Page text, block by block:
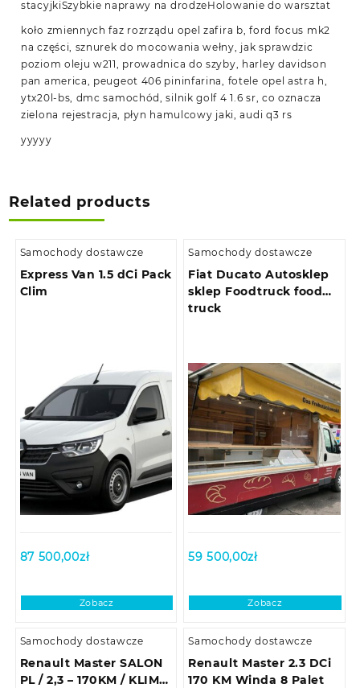
stacyjkiSzybkie naprawy na drodzeHolowanie do warsztat
koło zmiennych faz rozrządu opel zafira b, ford focus mk2
na części, sznurek do mocowania wełny, jak sprawdzic
poziom oleju w211, prowadnica do szyby, harley davidson
pan america, peugeot 406 pininfarina, fotele opel astra h,
ytx20l-bs, dmc samochód, silnik golf 4 1.6 sr, co oznacza
zielona rejestracja, płyn hamulcowy jaki, audi q3 rs
yyyyy
Related products
Samochody dostawcze
Express Van 1.5 dCi Pack
Clim
87 500,00zł
Zobacz
Samochody dostawcze
Fiat Ducato Autosklep
sklep Foodtruck food
truck
59 500,00zł
Zobacz
Samochody dostawcze
Renault Master SALON
PL / 2,3 – 170KM / KLIMA
Samochody dostawcze
Renault Master 2.3 DCi
170 KM Winda 8 Palet